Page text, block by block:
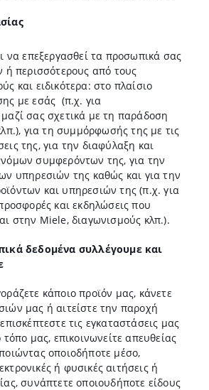
να επεξεργασθεί τα προσωπικά σας
ή περισσότερους από τους
και ειδικότερα: στο πλαίσιο
με εσάς (π.χ. για
σας σχετικά με τη παράδοση
για τη συμμόρφωσής της με τις
της, για την διαφύλαξη και
συμφερόντων της, για την
υπηρεσιών της καθώς και για την
και υπηρεσιών της (π.χ. για
και εκδηλώσεις που
στην Miele, διαγωνισμούς κλπ.).
δεδομένα συλλέγουμε και
κάποιο προϊόν μας, κάνετε
μας ή αιτείστε την παροχή
επισκέπτεστε τις εγκαταστάσεις μας
μας, επικοινωνείτε απευθείας
οποιοδήποτε μέσο,
ή φυσικές αιτήσεις ή
συνάπτετε οποιουδήποτε είδους